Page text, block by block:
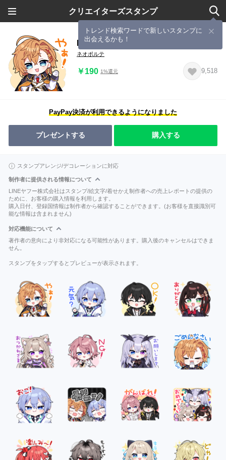
クリエイターズスタンプ
トレンド検索ワードで新しいスタンプに
出会えるかも！
Neo-Porte公式ラインスタンプ
ネオポルテ
￥190 1%還元 9,518
PayPay決済が利用できるようになりました
プレゼントする 購入する
スタンプアレンジ/デコレーションに対応
制作者に提供される情報について
LINEヤフー株式会社はスタンプ/絵文字/着せかえ制作者への売上レポートの提供の
ために、お客様の購入情報を利用します。
購入日付、登録国情報は制作者から確認することができます。(お客様を直接識別可
能な情報は含まれません)
対応機能について
著作者の意向により非対応になる可能性があります。購入後のキャンセルはできま
せん。
スタンプをタップするとプレビューが表示されます。